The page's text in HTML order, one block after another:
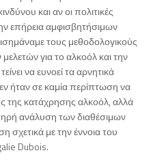
και αν οι πολιτικές
επήρεια αμφισβητήσιμων
τους μεθοδολογικούς
για το αλκοόλ και την
να ευνοεί τα αρνητικά
ήταν σε καμία περίπτωση να
της κατάχρησης αλκοόλ, αλλά
ανάλυση των διαθέσιμων
σχετικά με την έννοια του
Dubois.